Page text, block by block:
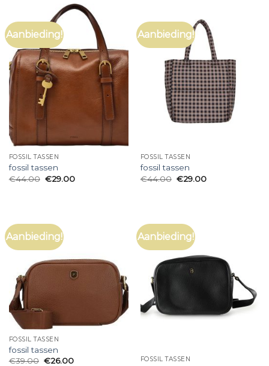
Aanbieding!
FOSSIL TASSEN
fossil tassen
€44.00 €29.00
Aanbieding!
FOSSIL TASSEN
fossil tassen
€44.00 €29.00
Aanbieding!
FOSSIL TASSEN
fossil tassen
€39.00 €26.00
Aanbieding!
FOSSIL TASSEN